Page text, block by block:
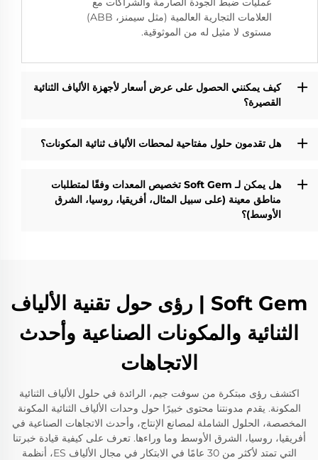
العلامات التجارية العالمية (مثل سيمنز، ABB)
مستوى لا مثيل له من الموثوقية.
كيف يمكنني الحصول على عرض أسعار لأجهزة الألياف الثنائية
القصيرة؟
هل تقدمون حلول مفتاحية لمحطات الألياف ثنائية المكونات؟
هل يمكن لـ Soft Gem تخصيص المعدات وفقًا لمتطلبات
مناطق معينة (على سبيل المثال، أفريقيا، روسيا، الشرق
الأوسط)؟
Soft Gem | رؤى حول تقنية الألياف
الثنائية والمكونات الصناعية وأحدث
الاتجاهات
اكتشف رؤى مبتكرة من سوفت جيم، الرائدة في حلول الألياف الثنائية
المكونة. يقدم مدونتنا محتوى خبيرًا حول وحدات الألياف الثنائية المكونة
المخصصة، الحلول الشاملة لمصانع الإنتاج، وأحدث الاتجاهات الصناعية في
أفريقيا، روسيا، الشرق الأوسط وما وراءها. تعرف على كيفية قيادة خبرتنا
التي تمتد لأكثر من 30 عامًا في الابتكار في مجال الألياف ES، أنظمة